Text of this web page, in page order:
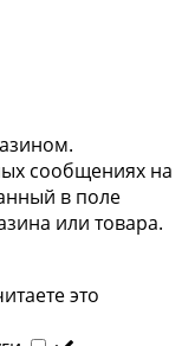
сообщениях на
в поле
или товара.
это